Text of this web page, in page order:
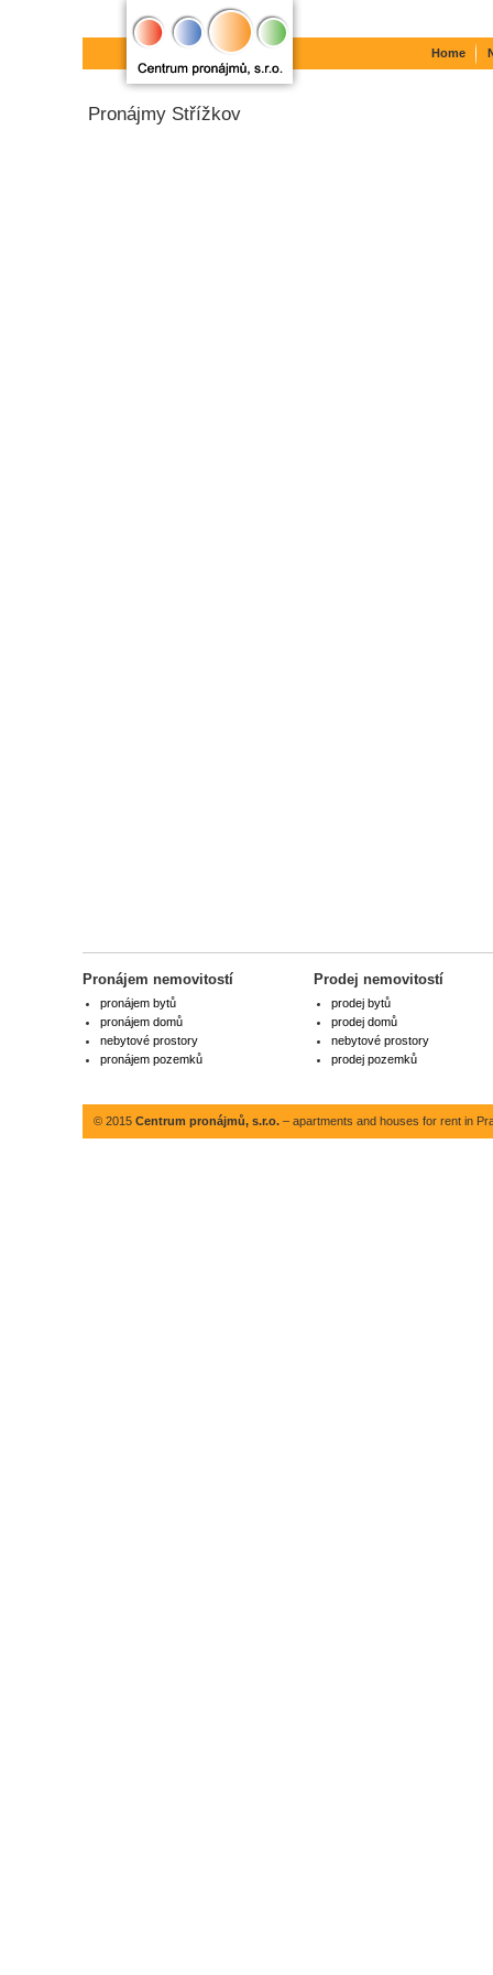
Pronájmy Střížkov
Home
Pronájem nemovitostí
pronájem bytů
pronájem domů
nebytové prostory
pronájem pozemků
Prodej nemovitostí
prodej bytů
prodej domů
nebytové prostory
prodej pozemků
© 2015 Centrum pronájmů, s.r.o.– apartments and houses for rent in